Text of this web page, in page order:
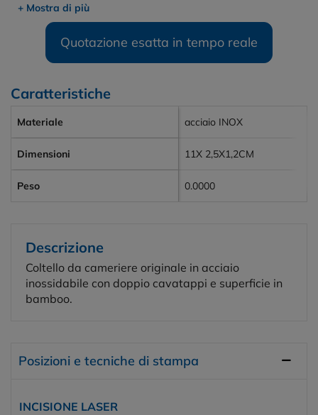
+ Mostra di più
Quotazione esatta in tempo reale
Caratteristiche
Materiale acciaio INOX
Dimensioni 11X 2,5X1,2CM
Peso 0.0000
Descrizione
Coltello da cameriere originale in acciaio
inossidabile con doppio cavatappi e superficie in
bamboo.
Posizioni e tecniche di stampa
INCISIONE LASER